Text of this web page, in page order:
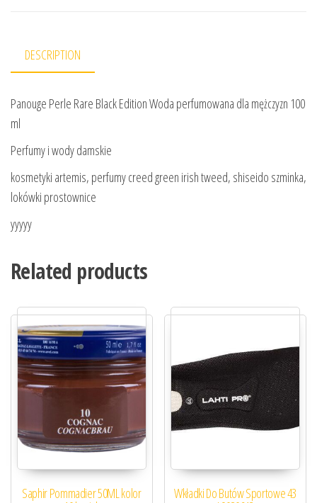
DESCRIPTION
Panouge Perle Rare Black Edition Woda perfumowana dla mężczyzn 100
ml
Perfumy i wody damskie
kosmetyki artemis, perfumy creed green irish tweed, shiseido szminka,
lokówki prostownice
yyyyy
Related products
Saphir Pommadier 50ML kolor Wkładki Do Butów Sportowe 43